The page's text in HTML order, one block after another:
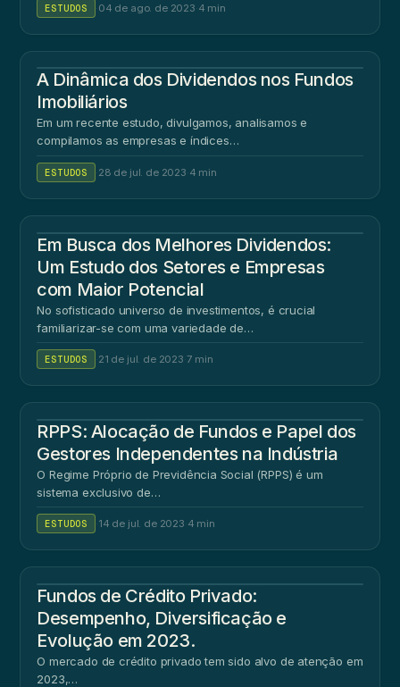
ESTUDOS 04 de ago. de 2023 4 min
A Dinâmica dos Dividendos nos Fundos
Imobiliários
Em um recente estudo, divulgamos, analisamos e
compilamos as empresas e índices…
ESTUDOS 28 de jul. de 2023 4 min
Em Busca dos Melhores Dividendos:
Um Estudo dos Setores e Empresas
com Maior Potencial
No sofisticado universo de investimentos, é crucial
familiarizar-se com uma variedade de…
ESTUDOS 21 de jul. de 2023 7 min
RPPS: Alocação de Fundos e Papel dos
Gestores Independentes na Indústria
O Regime Próprio de Previdência Social (RPPS) é um
sistema exclusivo de…
ESTUDOS 14 de jul. de 2023 4 min
Fundos de Crédito Privado:
Desempenho, Diversificação e
Evolução em 2023.
O mercado de crédito privado tem sido alvo de atenção em
2023,…